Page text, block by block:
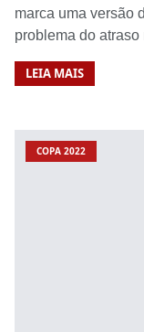
marca uma versão
problema do
LEIA MAIS
COPA 2022